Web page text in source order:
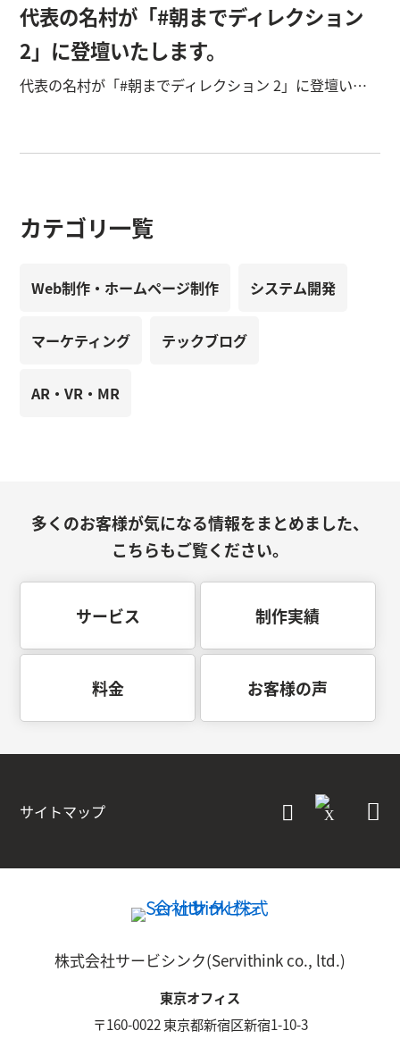
代表の名村が「#朝までディレクション
2」に登壇いたします。
代表の名村が「#朝までディレクション 2」に登壇いたします。
カテゴリ一覧
Web制作・ホームページ制作 システム開発
マーケティング テックブログ
AR・VR・MR
多くのお客様が気になる情報をまとめました、
こちらもご覧ください。
サービス 制作実績
料金 お客様の声
サイトマップ
株式会社サービシンク(Servithink co., ltd.)
東京オフィス
〒160-0022 東京都新宿区新宿1-10-3